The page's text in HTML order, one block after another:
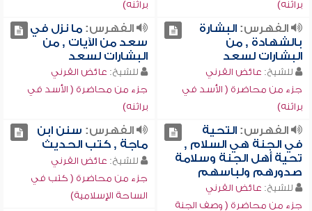
براثنه)
براثنه)
الفهرس:البشارة
بالشهادة , من
البشارات لسعد
للشيخ: عائض القرني
جزء من محاضرة ( الأسد في
براثنه)
الفهرس:ما نزل في
سعد من الآيات , من
البشارات لسعد
للشيخ: عائض القرني
جزء من محاضرة ( الأسد في
براثنه)
الفهرس:التحية
في الجنة هي السلام ,
تحية أهل الجنة وسلامة
صدورهم ولباسهم
للشيخ: عائض القرني
جزء من محاضرة ( وصف الجنة
الفهرس: سنن ابن
ماجة , كتب الحديث
للشيخ: عائض القرني
جزء من محاضرة ( كتب في
الساحة الإسلامية)